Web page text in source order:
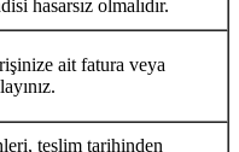
hasarsız olmalıdır.
ait fatura veya
teslim tarihinden